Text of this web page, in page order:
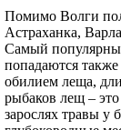
Помимо Волги
Астраханка,
Самый
попадаются
обилием леща,
рыбаков лещ –
зарослях травы у